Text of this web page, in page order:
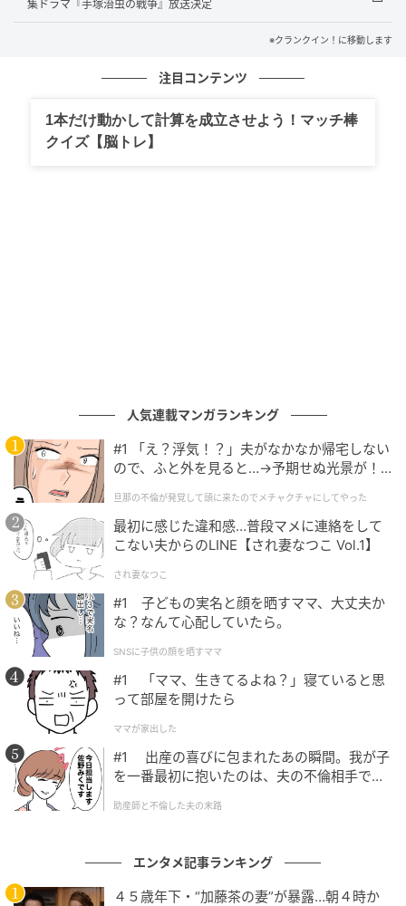
野内は「京子と鉄郎、それぞれの願いを通して、平和
ッセージを寄せた。
久野が演じるのは、鉄郎が通う南野中学校の番長・明
石健司。腕っぷしの強さで生徒たちに恐れられるが、
いない。しかし、ある出来事をきっかけに、鉄郎や明
石との距離を少しずつ縮めていく。
山田は「『お芝居が楽しすぎる！ 現場が最高なん
だ！』と本気で語れるくらい青春を感じた現場でし
た」と撮影を振り返り、「すてきすぎるキャスト、ス
タッフさんと作った作品をぜひ見ていただきたいで
す！」とアピールした。
あわせて、予告映像がNHKのホームページで公開され
た。NHKドラマSNSでも公開されている。
特集ドラマ『手塚治虫の戦争』は、NHK総合・BSP4K
にて8月12日23時より同時放送。
※キャスト、スタッフのコメント全文は以下の通り。
■田中哲司
集ドラマ『手塚治虫の戦争』放送決定
※クランクイン！に移動します
注目コンテンツ
1本だけ動かして計算を成立させよう！マッチ棒
クイズ【脳トレ】
人気連載マンガランキング
#1 「え？浮気！？」夫がなかなか帰宅しない
ので、ふと外を見ると…→予期せぬ光景が！
クチャにしてやった
旦那の不倫が発覚して頭に来たのでメチャクチャにしてやった
最初に感じた違和感…普段マメに連絡をして
こない夫からのLINE【され妻なつこ Vol.1】
され妻なつこ
#1 子どもの実名と顔を晒すママ、大丈夫か
な？なんて心配していたら。
SNSに子供の顔を晒すママ
#1 「ママ、生きてるよね？」寝ていると思
って部屋を開けたら
ママが家出した
#1 出産の喜びに包まれたあの瞬間。我が子
を一番最初に抱いたのは、夫の不倫相手でし
助産師と不倫した夫の末路
エンタメ記事ランキング
４５歳年下・“加藤茶の妻”が暴露…朝４時か